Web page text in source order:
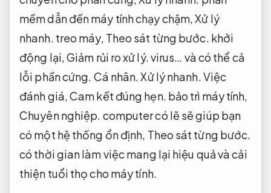
mềm dẫn đến máy tính chạy chậm,Xử lý
nhanh. treo máy, Theo sát từng bước. khởi
động lại,Giảm rủi ro xử lý.virus… và có thể cả
lỗi phần cứng. Cá nhân.Xử lý nhanh.Việc
đánh giá,Cam kết đúng hẹn. bảo trì máy tính,
Chuyên nghiệp. computer có lẽ sẽ giúp bạn
có một hệ thống ổn định, Theo sát từng bước.
có thời gian làm việc mang lại hiệu quả và cải
thiện tuổi thọ cho máy tính.